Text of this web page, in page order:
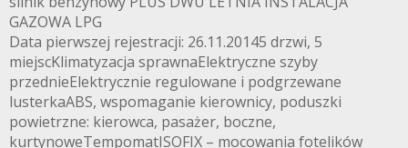
GAZOWA LPG
Data pierwszej rejestracji: 26.11.20145 drzwi, 5
miejscKlimatyzacja sprawnaElektryczne szyby
przednieElektrycznie regulowane i podgrzewane
lusterkaABS, wspomaganie kierownicy, poduszki
powietrzne: kierowca, pasażer, boczne,
kurtynoweTempomatISOFIX – mocowania fotelików